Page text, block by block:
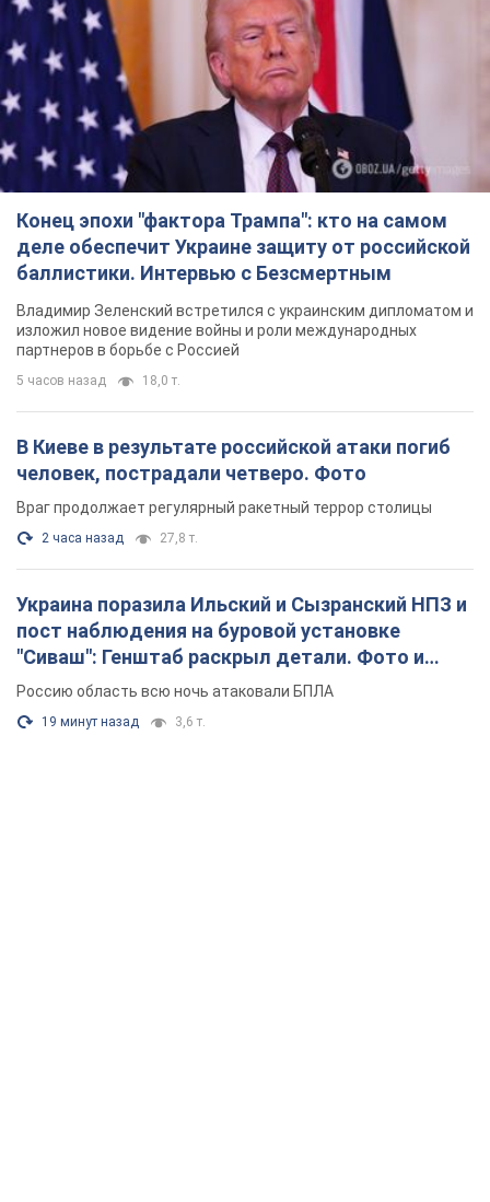
Конец эпохи "фактора Трампа": кто на самом
деле обеспечит Украине защиту от российской
баллистики. Интервью с Безсмертным
Владимир Зеленский встретился с украинским дипломатом и
изложил новое видение войны и роли международных
партнеров в борьбе с Россией
5 часов назад 18,0 т.
В Киеве в результате российской атаки погиб
человек, пострадали четверо. Фото
Враг продолжает регулярный ракетный террор столицы
2 часа назад 27,8 т.
Украина поразила Ильский и Сызранский НПЗ и
пост наблюдения на буровой установке
"Сиваш": Генштаб раскрыл детали. Фото и
видео
Россию область всю ночь атаковали БПЛА
19 минут назад 3,6 т.